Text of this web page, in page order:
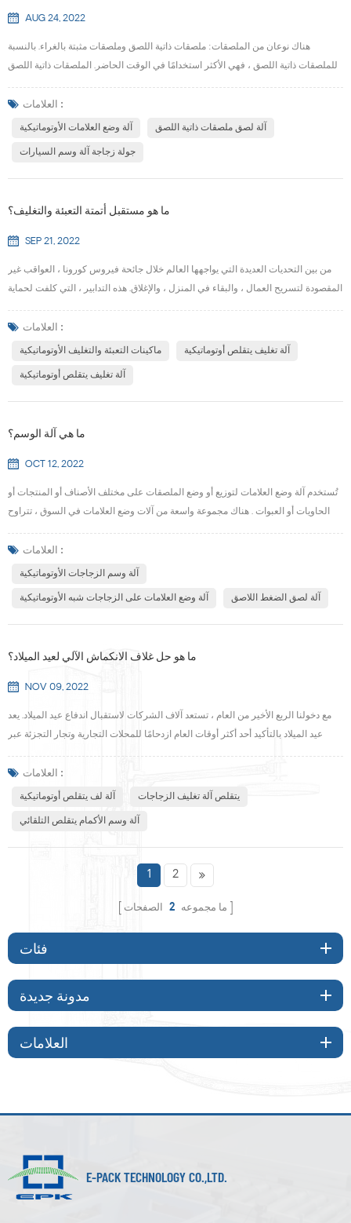
AUG 24, 2022
هناك نوعان من الملصقات: ملصقات ذاتية اللصق وملصقات مثبتة بالغراء. بالنسبة
للملصقات ذاتية اللصق ، فهي الأكثر استخدامًا في الوقت الحاضر. الملصقات ذاتية اللصق
واقٍ مطلي بالسيليكون. توفر لهم الراحة وإمكانية النقل مجموعة واسعة من الاستخدامات
في مختلف الشركات والمؤسسات. وفقًا لشركات طباعة الملصقات اللاصقة ، يمكن
العلامات :
آلة وضع العلامات الأوتوماتيكية آلة لصق ملصقات ذاتية اللصق
جولة زجاجة آلة وسم السيارات
ما هو مستقبل أتمتة التعبئة والتغليف؟
SEP 21, 2022
من بين التحديات العديدة التي يواجهها العالم خلال جائحة فيروس كورونا ، العواقب غير
المقصودة لتسريح العمال ، والبقاء في المنزل ، والإغلاق. هذه التدابير ، التي كلفت لحماية
سيتوسعون ، وخاصة في الأسواق الناشئة الرئيسية ، مثل الصين والهند ، وسيستمر معدل
العلامات :
ماكينات التعبئة والتغليف الأوتوماتيكية آلة تغليف يتقلص أوتوماتيكية
آلة تغليف يتقلص أوتوماتيكية
ما هي آلة الوسم؟
OCT 12, 2022
تُستخدم آلة وضع العلامات لتوزيع أو وضع الملصقات على مختلف الأصناف أو المنتجات أو
الحاويات أو العبوات . هناك مجموعة واسعة من آلات وضع العلامات في السوق ، تتراوح
اليدوية التي توفر توزيعًا بسيطًا للملصقات. ما هي أنواع آلات الوسم الموجودة؟ بشكل عام
العلامات :
آلة وسم الزجاجات الأوتوماتيكية
آلة وضع العلامات على الزجاجات شبه الأوتوماتيكية آلة لصق الضغط اللاصق
ما هو حل غلاف الانكماش الآلي لعيد الميلاد؟
NOV 09, 2022
مع دخولنا الربع الأخير من العام ، تستعد آلاف الشركات لاستقبال اندفاع عيد الميلاد. يعد
عيد الميلاد بالتأكيد أحد أكثر أوقات العام ازدحامًا للمحلات التجارية وتجار التجزئة عبر
والتغليف الخاصة بهم قد تم تحسينها بالكامل قبل الاندفاع الكبير! لذلك من أجل تحقيق
العلامات :
آلة لف يتقلص أوتوماتيكية يتقلص آلة تغليف الزجاجات
آلة وسم الأكمام يتقلص التلقائي
1 2
ما مجموعه 2 الصفحات
فئات
مدونة جديدة
العلامات
E-PACK TECHNOLOGY CO.,LTD.